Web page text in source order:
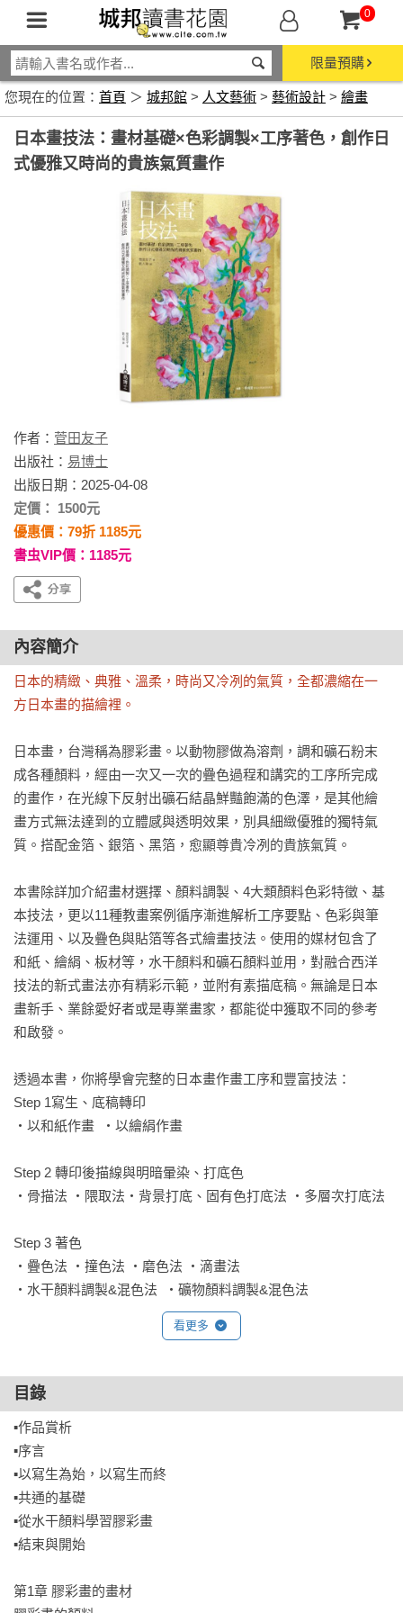
0
限量預購
您現在的位置： 首頁 ＞ 城邦館 > 人文藝術 > 藝術設計 > 繪畫
日本畫技法：畫材基礎×色彩調製×工序著色，創作日
式優雅又時尚的貴族氣質畫作
作者： 菅田友子
出版社： 易博士
出版日期：2025-04-08
定價： 1500元
優惠價：79折 1185元
書虫VIP價：1185元
內容簡介
日本的精緻、典雅、溫柔，時尚又冷冽的氣質，全都濃縮在一
方日本畫的描繪裡。
日本畫，台灣稱為膠彩畫。以動物膠做為溶劑，調和礦石粉末
成各種顏料，經由一次又一次的疊色過程和講究的工序所完成
的畫作，在光線下反射出礦石結晶鮮豔飽滿的色澤，是其他繪
畫方式無法達到的立體感與透明效果，別具細緻優雅的獨特氣
質。搭配金箔、銀箔、黑箔，愈顯尊貴冷冽的貴族氣質。
本書除詳加介紹畫材選擇、顏料調製、4大類顏料色彩特徵、基
本技法，更以11種教畫案例循序漸進解析工序要點、色彩與筆
法運用、以及疊色與貼箔等各式繪畫技法。使用的媒材包含了
和紙、繪絹、板材等，水干顏料和礦石顏料並用，對融合西洋
技法的新式畫法亦有精彩示範，並附有素描底稿。無論是日本
畫新手、業餘愛好者或是專業畫家，都能從中獲取不同的參考
和啟發。
透過本書，你將學會完整的日本畫作畫工序和豐富技法：
Step 1寫生、底稿轉印
‧以和紙作畫  ‧以繪絹作畫
Step 2 轉印後描線與明暗暈染、打底色
‧骨描法 ‧隈取法‧背景打底、固有色打底法 ‧多層次打底法
Step 3 著色
‧疊色法 ‧撞色法 ‧磨色法 ‧滴畫法
‧水干顏料調製&混色法  ‧礦物顏料調製&混色法
‧胡粉調淡顏色法 ‧金泥溶解法
‧用色順序 ‧貼箔技法 ‧撒金砂法
同場加映  新式畫法
看更多
目錄
▪作品賞析
▪序言
▪以寫生為始，以寫生而終
▪共通的基礎
▪從水干顏料學習膠彩畫
▪結束與開始
第1章 膠彩畫的畫材